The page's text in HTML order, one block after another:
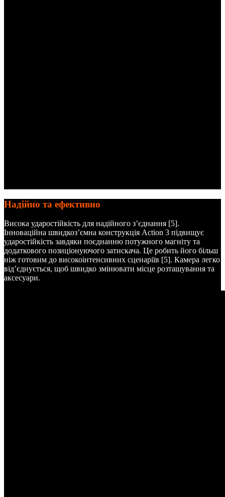
Надійно та ефективно
Висока ударостійкість для надійного з’єднання [5].
Інноваційна швидкоз’ємна конструкція Action 3 підвищує
ударостійкість завдяки поєднанню потужного магніту та
додаткового позиціонуючого затискача. Це робить його більш
ніж готовим до високоінтенсивних сценаріїв [5]. Камера легко
від’єднується, щоб швидко змінювати місце розташування та
аксесуари.